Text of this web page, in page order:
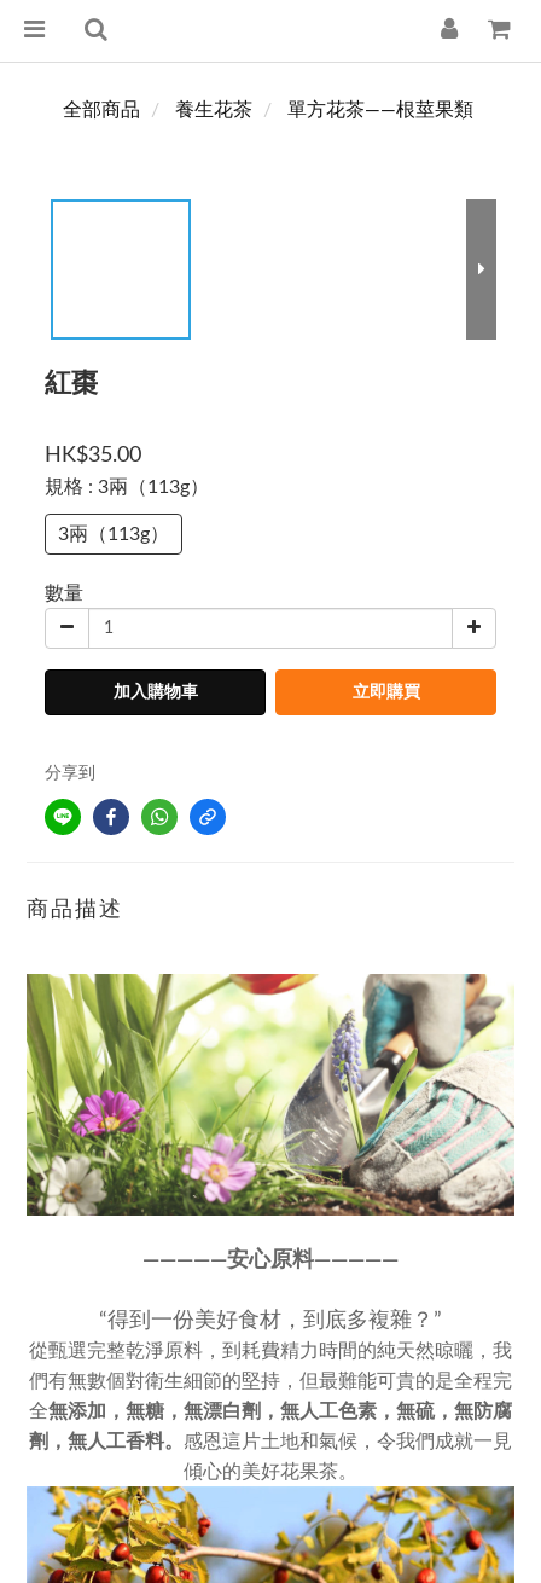
全部商品 養生花茶 單方花茶——根莖果類
紅棗
HK$35.00
規格 : 3兩（113g）
3兩（113g）
數量
加入購物車 立即購買
分享到
商品描述
—————安心原料—————
“得到一份美好食材，到底多複雜？”
從甄選完整乾淨原料，到耗費精力時間的純天然晾曬，我
們有無數個對衛生細節的堅持，但最難能可貴的是全程完
全無添加， 無糖，無漂白劑，無人工色素， 無硫，無防腐
劑，無人工香料。 感恩這片土地和氣候，令我們成就一見
傾心的美好花果茶。